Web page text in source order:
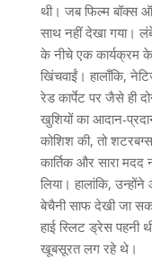
थी। जब फिल्म बॉक्स
साथ नहीं देखा गया।
के नीचे एक कार्यक्रम
खिंचवाईं। हालाँकि,
रेड कार्पेट पर जैसे ही
खुशियों का आदान-
कोशिश की, तो
कार्तिक और सारा
लिया। हालांकि,
बेचैनी साफ देखी जा
हाई स्लिट ड्रेस पहनी
खूबसूरत लग रहे थे।